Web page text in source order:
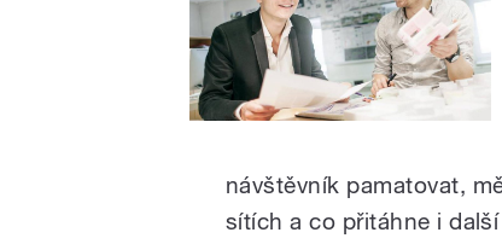
návštěvník pamatovat,
sítích a co přitáhne i další